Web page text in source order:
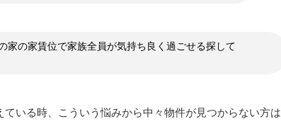
家の家賃位で家族全員が気持ち良く過ごせる探して
いる時、こういう悩みから中々物件が見つからない方は